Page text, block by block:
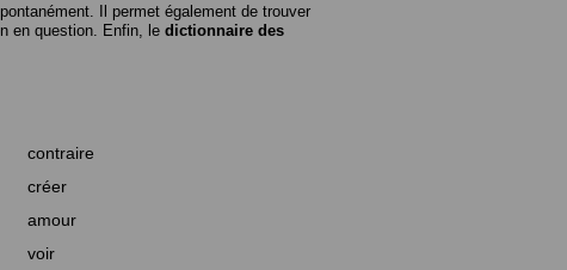
Il permet également de trouver
en question. Enfin, le dictionnaire des
contraire
créer
amour
voir